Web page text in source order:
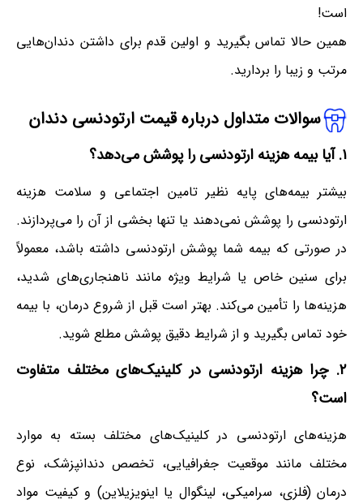
است!
همین حالا تماس بگیرید و اولین قدم برای داشتن دندان‌هایی
مرتب و زیبا را بردارید.
سوالات متداول درباره قیمت ارتودنسی دندان
۱. آیا بیمه هزینه ارتودنسی را پوشش می‌دهد؟
بیشتر بیمه‌های پایه نظیر تامین اجتماعی و سلامت هزینه
ارتودنسی را پوشش نمی‌دهند یا تنها بخشی از آن را می‌پردازند.
در صورتی که بیمه شما پوشش ارتودنسی داشته باشد، معمولاً
برای سنین خاص یا شرایط ویژه مانند ناهنجاری‌های شدید،
هزینه‌ها را تأمین می‌کند. بهتر است قبل از شروع درمان، با بیمه
خود تماس بگیرید و از شرایط دقیق پوشش مطلع شوید.
۲. چرا هزینه ارتودنسی در کلینیک‌های مختلف متفاوت
است؟
هزینه‌های ارتودنسی در کلینیک‌های مختلف بسته به موارد
مختلف مانند موقعیت جغرافیایی، تخصص دندانپزشک، نوع
درمان (فلزی، سرامیکی، لینگوال یا اینویزیلاین) و کیفیت مواد